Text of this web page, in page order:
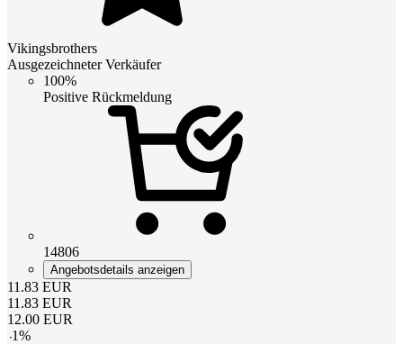
Vikingsbrothers
Ausgezeichneter Verkäufer
100%
Positive Rückmeldung
14806
Angebotsdetails anzeigen
11.83 EUR
11.83 EUR
12.00 EUR
-1%